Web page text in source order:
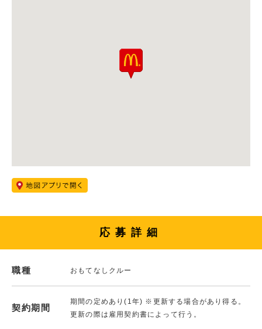
応募詳細
職種 おもてなしクルー
契約期間
期間の定めあり(1年) ※更新する場合があり得る。
更新の際は雇用契約書によって行う。